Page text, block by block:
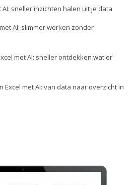
sneller inzichten halen uit je data
AI: slimmer werken zonder
met AI: sneller ontdekken wat er
Excel met AI: van data naar overzicht in